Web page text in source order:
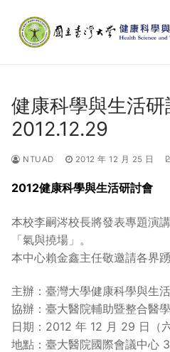
content
健康科學與生活研
2012.12.29
NTUAD 2012 年 12 月 25 日
2012健康科學與生活研討會
本校李嗣涔校長將發表專題演
「氣與撓場」。
本中心賴金鑫主任敬邀請各界踴
主辦：臺灣大學健康科學與生
協辦：臺大醫院輔助暨整合醫
日期：2012 年 12 月 29 日（
地點：臺大醫院國際會議中心